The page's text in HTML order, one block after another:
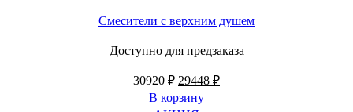
Смесители с верхним душем
Доступно для предзаказа
30920₽ Первоначальная
цена
29448 ₽Текущая
В корзину